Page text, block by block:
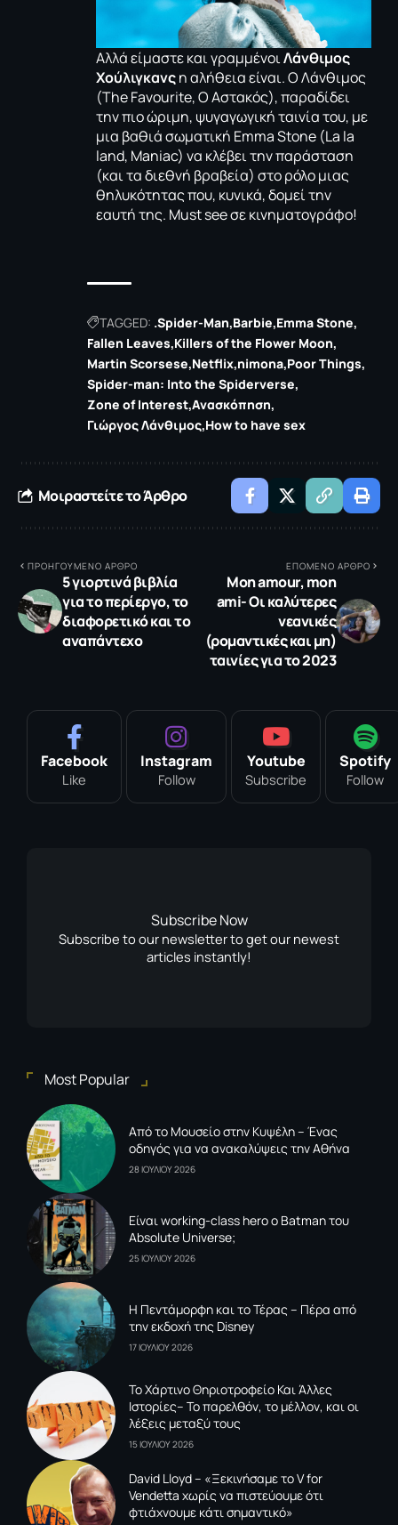
Αλλά είμαστε και γραμμένοιΛάνθιμος
Χούλιγκανςη αλήθεια είναι.OΛάνθιμος
(The Favourite,ΟAστακός), παραδίδει
την πιο ώριμη, ψυγαγωγική ταινία του, με
μια βαθιά σωματική EmmaStone (La la
land, Maniac) να κλέβει την παράσταση
(και τα διεθνή βραβεία) στο ρόλο μιας
θηλυκότητας που, κυνικά, δομεί την
εαυτή της. Must seeσε κινηματογράφο!
TAGGED: .Spider-Man Barbie Emma Stone
Fallen Leaves Killers of the Flower Moon
Martin Scorsese Netflix nimona Poor Things
Spider-man: Ιnto the Spiderverse
Zone of Interest Ανασκόπηση
Γιώργος Λάνθιμος Ηow to have sex
Μοιραστείτε το Άρθρο
ΠΡΟΗΓΟΥΜΕΝΟ ΑΡΘΡΟ
5 γιορτινά βιβλία
για το περίεργο, το
διαφορετικό και το
αναπάντεχο
ΕΠΟΜΕΝΟ ΑΡΘΡΟ
Mon amour, mon
ami- Οι καλύτερες
νεανικές
(ρομαντικές και μη)
ταινίες για το 2023
Facebook
Like
Instagram
Follow
Youtube
Subscribe
Spotify
Follow
Subscribe Now
Subscribe to our newsletter to get our newest
articles instantly!
Most Popular
Από το Μουσείο στην Κυψέλη – Ένας
οδηγός για να ανακαλύψεις την Αθήνα
28 ΙΟΥΛΙΟΥ 2026
Είναι working-class hero ο Batman του
Absolute Universe;
25 ΙΟΥΛΙΟΥ 2026
Η Πεντάμορφη και το Τέρας – Πέρα από
την εκδοχή της Disney
17 ΙΟΥΛΙΟΥ 2026
To Xάρτινο Θηριοτροφείο Και Άλλες
Ιστορίες– Το παρελθόν, το μέλλον, και οι
λέξεις μεταξύ τους
15 ΙΟΥΛΙΟΥ 2026
David Lloyd – «Ξεκινήσαμε το V for
Vendetta χωρίς να πιστεύουμε ότι
φτιάχνουμε κάτι σημαντικό»